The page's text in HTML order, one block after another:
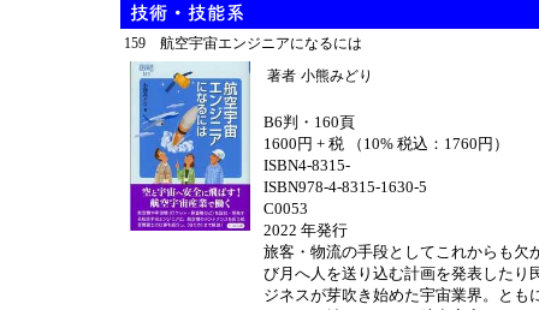
159 航空宇宙エンジニアになるには
著者 小熊みどり
B6判・160頁
1600円 + 税 （10% 税込：1760円）
ISBN4-8315-
ISBN978-4-8315-1630-5
C0053
2022 年発行
旅客・物流の手段としてこれからも欠
び月へ人を送り込む計画を発表したり
ジネスが芽吹き始めた宇宙業界。とも